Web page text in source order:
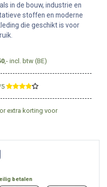
in de bouw, industrie en
stoffen en moderne
die geschikt is voor
,- incl. btw (BE)
​
extra korting voor
betalen